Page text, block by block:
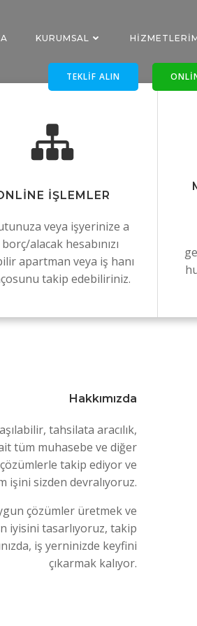
KURUMSAL
TEKLIF ALIN
Posts in
IŞLEMLER
veya işyerinize a
alacak hesabınızı
apartman veya iş hanı
takip edebiliriniz.
Hakkımızda
tahsilata aracılık,
tüm muhasebe ve diğer
takip ediyor ve
işini sizden devralıyoruz.
çözümler üretmek ve
iyisini tasarlıyoruz, takip
iş yerninizde keyfini
çıkarmak kalıyor.